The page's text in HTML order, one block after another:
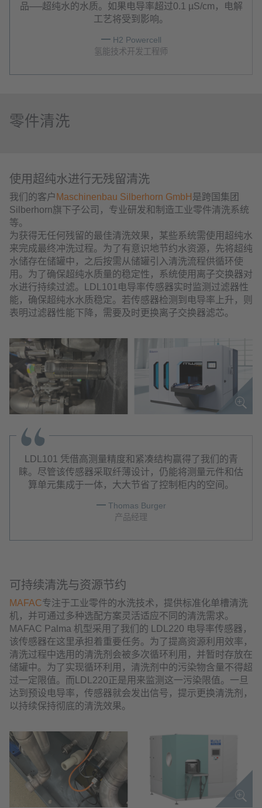
品──超纯水的水质。如果电导率超过0.1 µS/cm，电解
工艺将受到影响。
H2 Powercell
氢能技术开发工程师
零件清洗
使用超纯水进行无残留清洗
我们的客户 Maschinenbau Silberhorn GmbH 是跨国集团
Silberhorn旗下子公司，专业研发和制造工业零件清洗系统
等。
为获得无任何残留的最佳清洗效果，某些系统需使用超纯水
来完成最终冲洗过程。为了有意识地节约水资源，先将超纯
水储存在储罐中，之后按需从储罐引入清洗流程供循环使
用。为了确保超纯水质量的稳定性，系统使用离子交换器对
水进行持续过滤。LDL101电导率传感器实时监测过滤器性
能，确保超纯水水质稳定。若传感器检测到电导率上升，则
表明过滤器性能下降，需要及时更换离子交换器滤芯。
LDL101 凭借高测量精度和紧凑结构赢得了我们的青
睐。尽管该传感器采取纤薄设计，仍能将测量元件和估
算单元集成于一体，大大节省了控制柜内的空间。
Thomas Burger
产品经理
可持续清洗与资源节约
MAFAC专注于工业零件的水洗技术，提供标准化单槽清洗
机，并可通过多种选配方案灵活适应不同的清洗需求。
MAFAC Palma 机型采用了我们的 LDL220 电导率传感器，
该传感器在这里承担着重要任务。为了提高资源利用效率，
清洗过程中选用的清洗剂会被多次循环利用，并暂时存放在
储罐中。为了实现循环利用，清洗剂中的污染物含量不得超
过一定限值。而LDL220正是用来监测这一污染限值。一旦
达到预设电导率，传感器就会发出信号，提示更换清洗剂，
以持续保持彻底的清洗效果。